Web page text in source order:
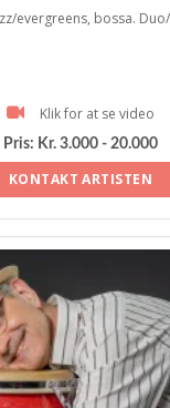
evergreens, bossa.
Klik for at se video
Pris: Kr. 3.000 - 20.000
KONTAKT ARTISTEN